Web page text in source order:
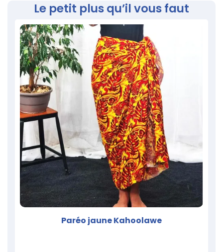
Le petit plus qu’il vous faut
Paréo jaune Kahoolawe